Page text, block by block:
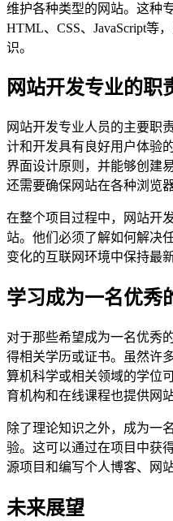
维护各种类型的网站。这种
HTML、CSS、JavaScript等
识。
网站开发专业的职
网站开发专业人员的主要职
计和开发具有良好用户体验
界面设计原则，并能够创建
还需要确保网站在各种浏览
在整个项目过程中，网站开
站。他们必须了解如何解决
变化的互联网环境中保持最新
学习成为一名优秀
对于那些希望成为一名优秀
得相关学历或证书。虽然许
算机科学或相关领域的学位
育机构和在线课程也提供网
除了理论知识之外，成为一
验。这可以通过在项目中获
源项目和编写个人博客、网
未来展望